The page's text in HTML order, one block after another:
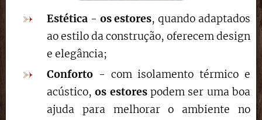
Estética - os estores, quando adaptados
ao estilo da construção, oferecem design
e elegância;
Conforto - com isolamento térmico e
acústico,os estorespodem ser uma boa
ajuda para melhorar o ambiente no